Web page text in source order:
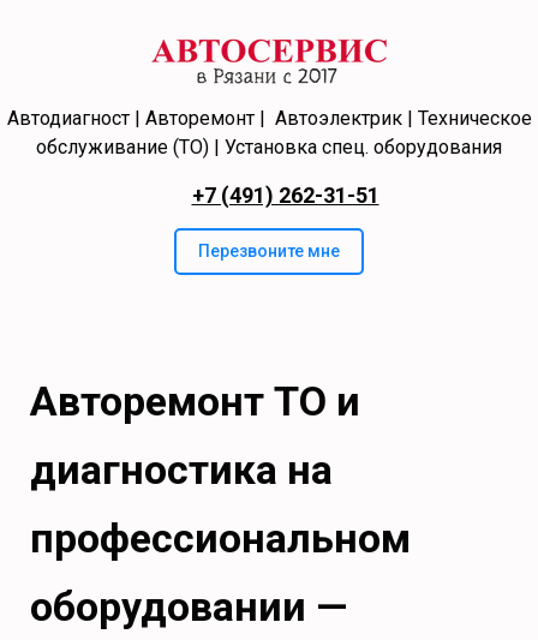
Автодиагност | Авторемонт | Автоэлектрик | Техническое
обслуживание (ТО) | Установка спец. оборудования
+7 (491) 262-31-51
Перезвоните мне
Авторемонт ТО и
диагностика на
профессиональном
оборудовании —